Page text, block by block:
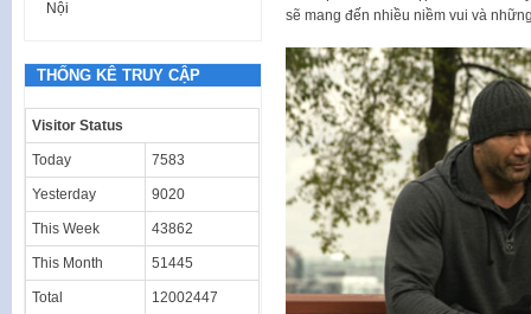
sẽ mang đến nhiều niềm vui và
Nội
THỐNG KÊ TRUY CẬP
Visitor Status
Today 7583
Yesterday 9020
This Week 43862
This Month 51445
Total 12002447